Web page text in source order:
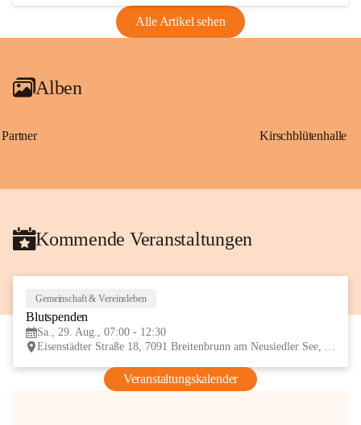
Alle Artikel sehen
Alben
Partner Kirschblütenhalle
Kommende Veranstaltungen
Gemeinschaft & Vereinsleben
Blutspenden
Sa., 29. Aug., 07:00 - 12:30
Eisenstädter Straße 18, 7091 Breitenbrunn am Neusiedler See, AUT
Veranstaltungskalender